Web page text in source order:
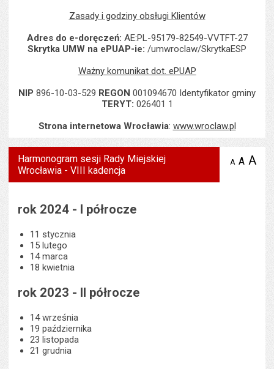
Zasady i godziny obsługi Klientów
Adres do e-doręczeń: AE:PL-95179-82549-VVTFT-27
Skrytka UMW na ePUAP-ie: /umwroclaw/SkrytkaESP
Ważny komunikat dot. ePUAP
NIP 896-10-03-529 REGON 001094670 Identyfikator gminy
TERYT: 026401 1
Strona internetowa Wrocławia: www.wroclaw.pl
Harmonogram sesji Rady Miejskiej
Wrocławia - VIII kadencja
A zmniejsz
A A
rok 2024 - I półrocze
11 stycznia
15 lutego
14 marca
18 kwietnia
rok 2023 - II półrocze
14 września
19 października
23 listopada
21 grudnia